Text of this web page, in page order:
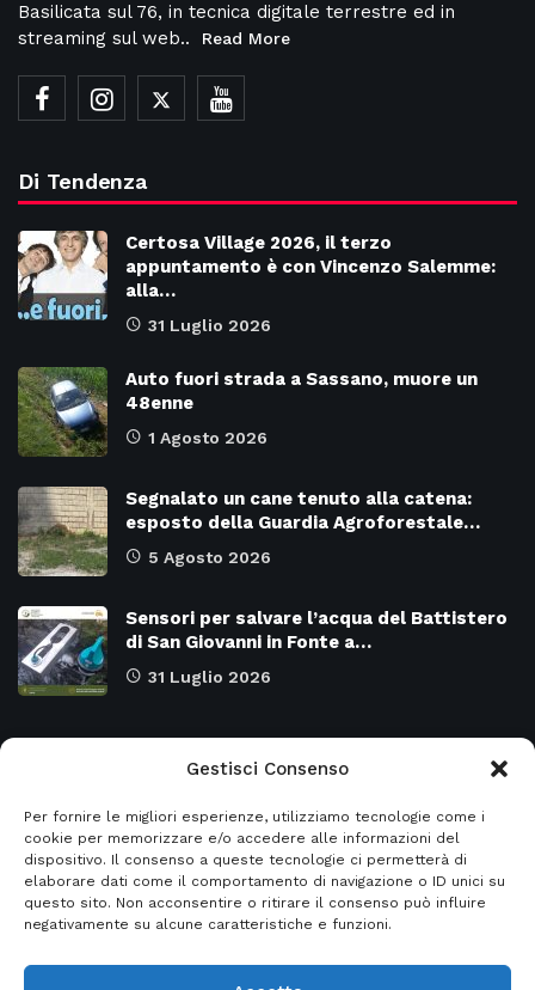
Gestisci Consenso
Per fornire le migliori esperienze, utilizziamo tecnologie come i
cookie per memorizzare e/o accedere alle informazioni del
dispositivo. Il consenso a queste tecnologie ci permetterà di
elaborare dati come il comportamento di navigazione o ID unici su
questo sito. Non acconsentire o ritirare il consenso può influire
negativamente su alcune caratteristiche e funzioni.
Basilicata sul 76, in tecnica digitale terrestre ed in
streaming sul web..
Read More
Di Tendenza
Certosa Village 2026, il terzo
appuntamento è con Vincenzo Salemme:
alla…
31 Luglio 2026
Auto fuori strada a Sassano, muore un
48enne
1 Agosto 2026
Segnalato un cane tenuto alla catena:
esposto della Guardia Agroforestale…
5 Agosto 2026
Sensori per salvare l’acqua del Battistero
di San Giovanni in Fonte a…
31 Luglio 2026
Attualità 8958
Cronaca 6464
Primo piano 5946
SALERNO e Provincia 4120
Regione CAMPANIA
Regione BASILICATA